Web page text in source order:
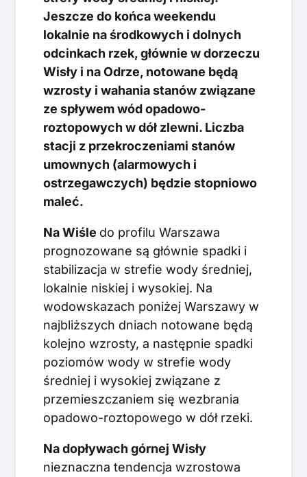
Jeszcze do końca weekendu
lokalnie na środkowych i dolnych
odcinkach rzek, głównie w dorzeczu
Wisły i na Odrze, notowane będą
wzrosty i wahania stanów związane
ze spływem wód opadowo-
roztopowych w dół zlewni. Liczba
stacji z przekroczeniami stanów
umownych (alarmowych i
ostrzegawczych) będzie stopniowo
maleć.
Na Wiśle do profilu Warszawa
prognozowane są głównie spadki i
stabilizacja w strefie wody średniej,
lokalnie niskiej i wysokiej. Na
wodowskazach poniżej Warszawy w
najbliższych dniach notowane będą
kolejno wzrosty, a następnie spadki
poziomów wody w strefie wody
średniej i wysokiej związane z
przemieszczaniem się wezbrania
opadowo-roztopowego w dół rzeki.
Na dopływach górnej Wisły
nieznaczna tendencja wzrostowa